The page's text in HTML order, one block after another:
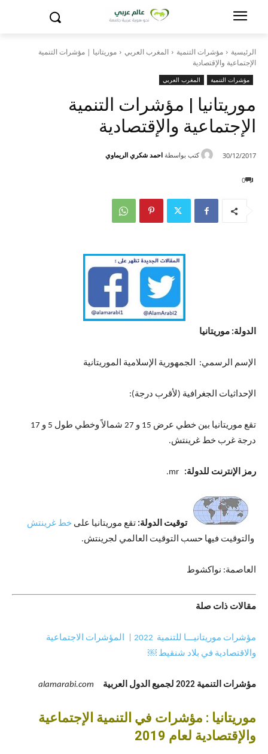
الرئيسية مؤشرات التنمية المغرب العربي
موريتانيا | مؤشرات التنمية
الإجتماعية والإقتصادية
مؤشرات التنمية المغرب العربي
موريتانيا | مؤشرات التنمية
الإجتماعية والإقتصادية
0
30/12/2017 كتب بواسطة احمد شكري الريماوي
الدولة: موريتانيا
الإسم الرسمي: الجمهورية الإسلامية الموريتانية
الإحداثيات الجغرافية (لأقرب درجة):
تقع موريتانيا بين خطي عرض 15 و 27 شمالاً وخطي طول 5 و 17
درجة غرب خط غرينتش.
رمز الإنترنت للدولة: mr.
توقيت الدولة: تقع موريتانيا على خط غرينتش
والتوقيت فيها حسب التوقيت العالمي لجرينتش.
العاصمة: نواكشوط
مقالات ذات صلة
مؤشرات موريتانيـــا للتنمية 2022 | المؤشرات الاجتماعية
والاقتصادية في بلاد شنقيط ￼
مؤشرات التنمية 2022 لجميع الدول العربية alamarabi.com
موريتانيا : مؤشرات في التنمية الإجتماعية
والإقتصادية لعام 2019